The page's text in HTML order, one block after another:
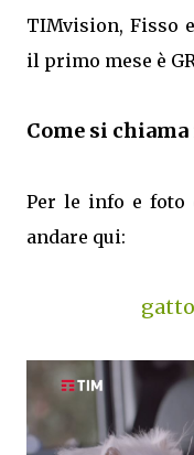
TIMvision, Fisso
il primo mese è
Come si
Per le info e foto
andare qui: